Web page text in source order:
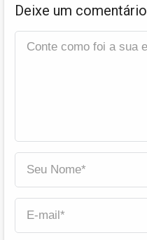
Deixe um comentário